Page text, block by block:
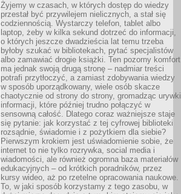
Żyjemy w czasach, w których dostęp do wiedzy
przestał być przywilejem nielicznych, a stał się
codziennością. Wystarczy telefon, tablet albo
laptop, żeby w kilka sekund dotrzeć do informacji,
o których jeszcze dwadzieścia lat temu trzeba
byłoby szukać w bibliotekach, pytać specjalistów
albo zamawiać drogie książki. Ten pozorny komfort
ma jednak swoją drugą stronę – nadmiar treści
potrafi przytłoczyć, a zamiast zdobywania wiedzy
w sposób uporządkowany, wiele osób skacze
chaotycznie od strony do strony, gromadząc urywki
informacji, które później trudno połączyć w
sensowną całość. Dlatego coraz ważniejsze staje
się pytanie: jak korzystać z tej cyfrowej biblioteki
rozsądnie, świadomie i z pożytkiem dla siebie?
Pierwszym krokiem jest uświadomienie sobie, że
internet to nie tylko rozrywka, social media i
wiadomości, ale również ogromna baza materiałów
edukacyjnych – od krótkich poradników, przez
kursy wideo, aż po rzetelne opracowania naukowe.
To, w jaki sposób korzystamy z tego zasobu, w